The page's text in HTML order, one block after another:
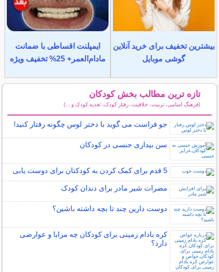
بیشترین تخفیف برای خرید آنلاین
گوشی موبایل
ایمپلنت اقساطی با ضمانت
مادام‌العمر+ 25% تخفیف ویژه
تازه ترین مطالب بخش کودکان
(فرهنگ اسامی، تربیت، خلاقیت، رفتار کودک، تغذیه کودک و ...)
جو فراست می گوید با دختر لوس چگونه رفتار کنید!
سن بیداری جنسی در کودکان
5 قدم برای کمک کردن به کودکتان برای دوست یابی
مضرات شیر مادر برای دندان کودک
دوست دارین چند تا بچه داشته باشین؟
کره بادام زمینی برای کودکان چه مزایا و عوارضی
دارد؟